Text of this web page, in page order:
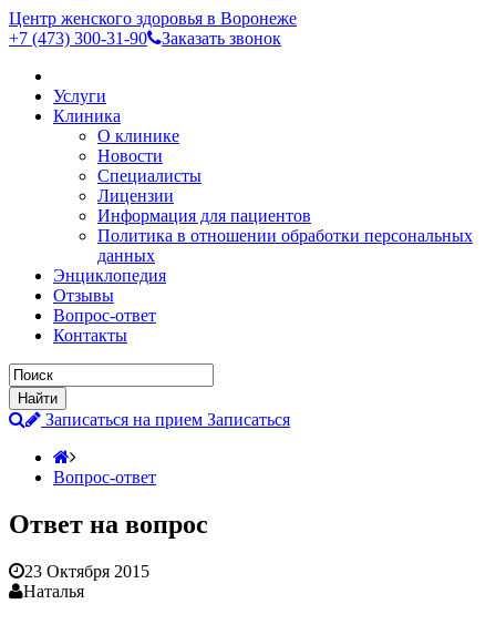
Центр женского здоровья в Воронеже
+7 (473) 300-31-90 Заказать звонок
Услуги
Клиника
О клинике
Новости
Специалисты
Лицензии
Информация для пациентов
Политика в отношении обработки персональных
данных
Энциклопедия
Отзывы
Вопрос-ответ
Контакты
Записаться на прием Записаться
Вопрос-ответ
Ответ на вопрос
23 Октября 2015
Наталья